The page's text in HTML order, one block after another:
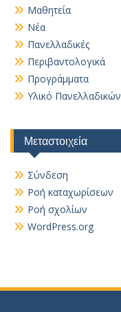
Μαθητεία
Νέα
Πανελλαδικές
Περιβαντολογικά
Προγράμματα
Υλικό Πανελλαδικών
Μεταστοιχεία
Σύνδεση
Ροή καταχωρίσεων
Ροή σχολίων
WordPress.org